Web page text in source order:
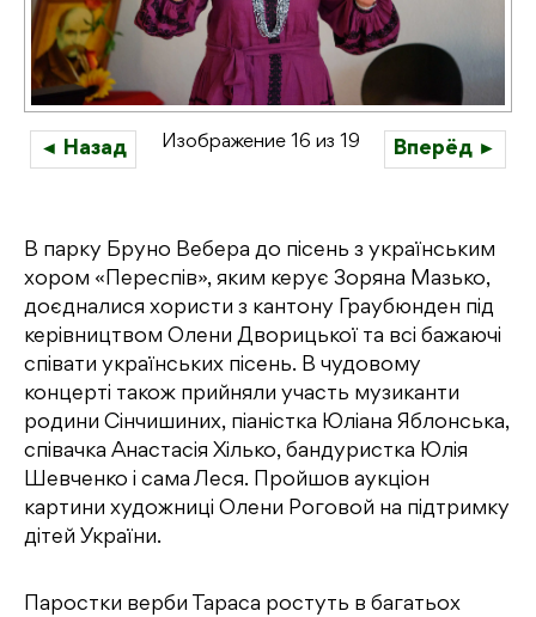
◄ Назад Вперёд ►
Изображение 16 из 19
В парку Бруно Вебера до пісень з українським
хором «Переспів», яким керує Зоряна Мазько,
доєдналися хористи з кантону Граубюнден під
керівництвом Олени Дворицької та всі бажаючі
співати українських пісень. В чудовому
концерті також прийняли участь музиканти
родини Сінчишиних, піаністка Юліана Яблонська,
співачка Анастасія Хілько, бандуристка Юлія
Шевченко і сама Леся. Пройшов аукціон
картини художниці Олени Роговой на підтримку
дітей України.
Паростки верби Тараса ростуть в багатьох